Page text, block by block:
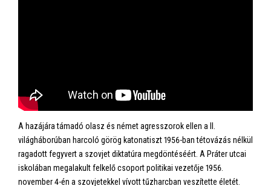
A hazájára támadó olasz és német agresszorok ellen a II.
világháborúban harcoló görög katonatiszt 1956-ban tétovázás nélkül
ragadott fegyvert a szovjet diktatúra megdöntéséért. A Práter utcai
iskolában megalakult felkelő csoport politikai vezetője 1956.
november 4-én a szovjetekkel vívott tűzharcban veszítette életét.